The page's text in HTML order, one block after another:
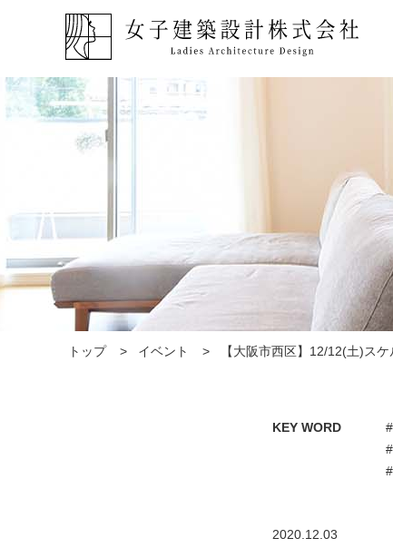
トップ イベント 【大阪市西区】12/12(土)ス
KEY WORD
2020.12.03